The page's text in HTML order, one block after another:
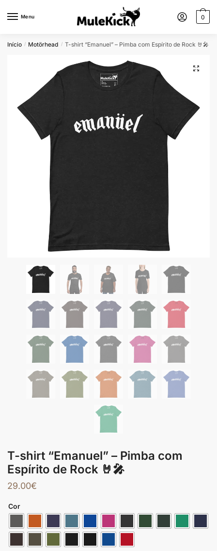
Menu 0
Início / Motörhead / T-shirt “Emanuel” – Pimba com Espírito de Rock 🤘🎤
🔍
T-shirt “Emanuel” – Pimba com
Espírito de Rock 🤘🎤
29.00€
Cor